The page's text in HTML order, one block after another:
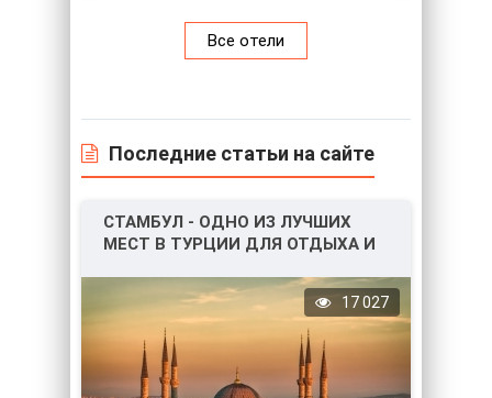
Все отели
Последние статьи на сайте
СТАМБУЛ - ОДНО ИЗ ЛУЧШИХ
МЕСТ В ТУРЦИИ ДЛЯ ОТДЫХА И
17 027